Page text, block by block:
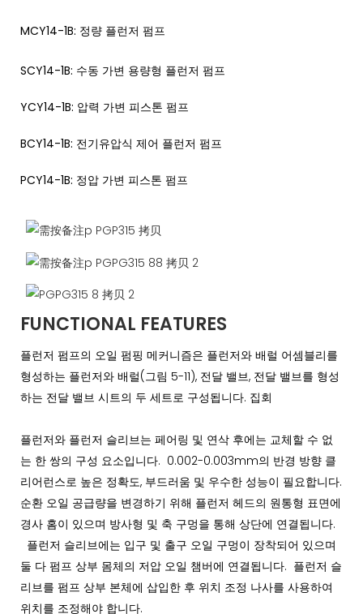
MCY14-1B: 정량 플런저 펌프
SCY14-1B: 수동 ​​가변 용량형 플런저 펌프
YCY14-1B: 압력 가변 피스톤 펌프
BCY14-1B: 전기유압식 제어 플런저 펌프
PCY14-1B: 정압 가변 피스톤 펌프
FUNCTIONAL FEATURES
플런저 펌프의 오일 펌핑 메커니즘은 플런저와 배럴 어셈블리를
형성하는 플런저와 배럴(그림 5-11), 전달 밸브, 전달 밸브를 형성
하는 전달 밸브 시트의 두 세트로 구성됩니다. 집회
플런저와 플런저 슬리브는 페어링 및 연삭 후에는 교체할 수 없
는 한 쌍의 구성 요소입니다. 0.002-0.003mm의 반경 방향 클
리어런스로 높은 정확도, 부드러움 및 우수한 성능이 필요합니다.
순환 오일 공급량을 변경하기 위해 플런저 헤드의 원통형 표면에
경사 홈이 있으며 방사형 및 축 구멍을 통해 상단에 연결됩니다.
플런저 슬리브에는 입구 및 출구 오일 구멍이 장착되어 있으며
둘 다 펌프 상부 몸체의 저압 오일 챔버에 연결됩니다. 플런저 슬
리브를 펌프 상부 본체에 삽입한 후 위치 조정 나사를 사용하여
위치를 조정해야 합니다.